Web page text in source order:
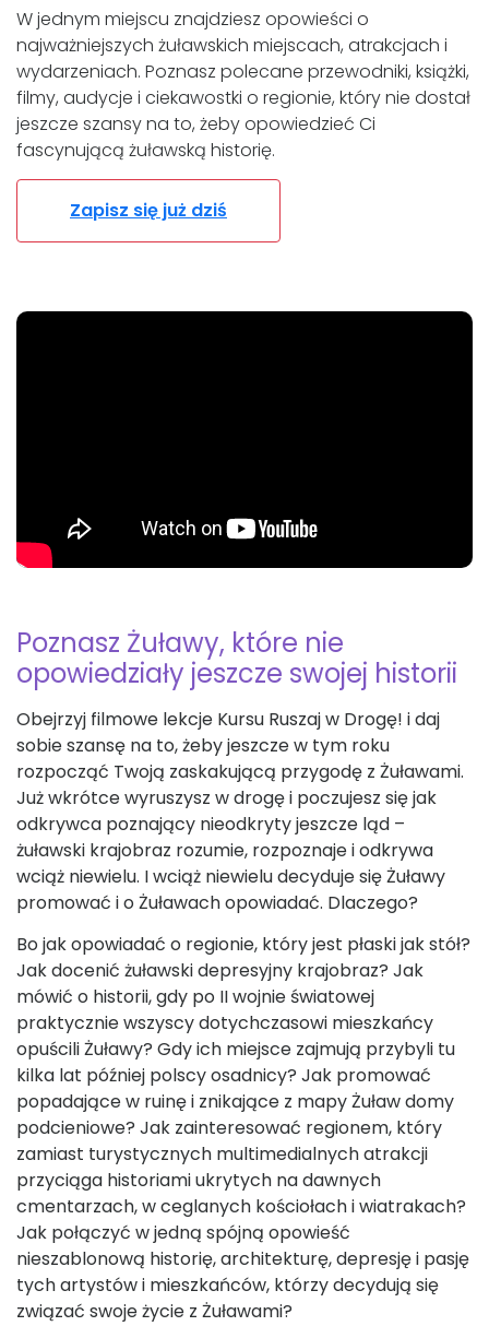
W jednym miejscu znajdziesz opowieści o
najważniejszych żuławskich miejscach, atrakcjach i
wydarzeniach. Poznasz polecane przewodniki, książki,
filmy, audycje i ciekawostki o regionie, który nie dostał
jeszcze szansy na to, żeby opowiedzieć Ci
fascynującą żuławską historię.
Zapisz się już dziś
Poznasz Żuławy, które nie
opowiedziały jeszcze swojej historii
Obejrzyj filmowe lekcje Kursu Ruszaj w Drogę! i daj
sobie szansę na to, żeby jeszcze w tym roku
rozpocząć Twoją zaskakującą przygodę z Żuławami.
Już wkrótce wyruszysz w drogę i poczujesz się jak
odkrywca poznający nieodkryty jeszcze ląd –
żuławski krajobraz rozumie, rozpoznaje i odkrywa
wciąż niewielu. I wciąż niewielu decyduje się Żuławy
promować i o Żuławach opowiadać. Dlaczego?
Bo jak opowiadać o regionie, który jest płaski jak stół?
Jak docenić żuławski depresyjny krajobraz? Jak
mówić o historii, gdy po II wojnie światowej
praktycznie wszyscy dotychczasowi mieszkańcy
opuścili Żuławy? Gdy ich miejsce zajmują przybyli tu
kilka lat później polscy osadnicy? Jak promować
popadające w ruinę i znikające z mapy Żuław domy
podcieniowe? Jak zainteresować regionem, który
zamiast turystycznych multimedialnych atrakcji
przyciąga historiami ukrytych na dawnych
cmentarzach, w ceglanych kościołach i wiatrakach?
Jak połączyć w jedną spójną opowieść
nieszablonową historię, architekturę, depresję i pasję
tych artystów i mieszkańców, którzy decydują się
związać swoje życie z Żuławami?